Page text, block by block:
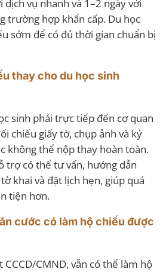
vụ nhanh và 1–2 ngày với
trường hợp khẩn cấp. Du học
sớm để có đủ thời gian chuẩn bị
thay cho du học sinh
sinh phải trực tiếp đến cơ quan
chiếu giấy tờ, chụp ảnh và ký
không thể nộp thay hoàn toàn.
trợ có thể tư vấn, hướng dẫn
khai và đặt lịch hẹn, giúp quá
tiện hơn.
cước có làm hộ chiếu được
CMND, vẫn có thể làm hộ